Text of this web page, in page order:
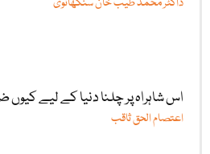
اس شاہراہ پر چلنا دنیا کے لیے
اعتصام الحق ثاقب